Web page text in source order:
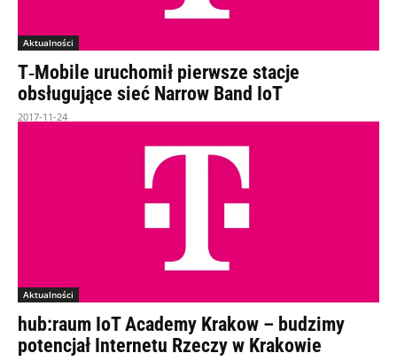
Aktualności
T‑Mobile uruchomił pierwsze stacje
obsługujące sieć Narrow Band IoT
2017-11-24
Aktualności
hub:raum IoT Academy Krakow – budzimy
potencjał Internetu Rzeczy w Krakowie